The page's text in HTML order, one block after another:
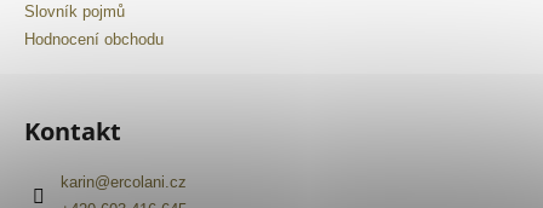
Slovník pojmů
Hodnocení obchodu
Kontakt
karin@ercolani.cz